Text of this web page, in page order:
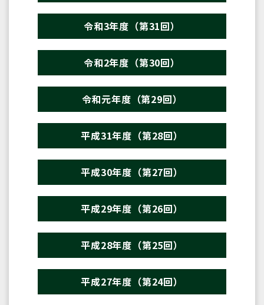
令和3年度（第31回）
令和2年度（第30回）
令和元年度（第29回）
平成31年度（第28回）
平成30年度（第27回）
平成29年度（第26回）
平成28年度（第25回）
平成27年度（第24回）